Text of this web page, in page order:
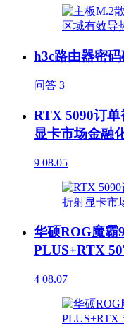
h3c路由器密
问答 3
RTX 5090订
显卡市场金融
9 08.05
华硕ROG魔霸
PLUS+RTX
4 08.07